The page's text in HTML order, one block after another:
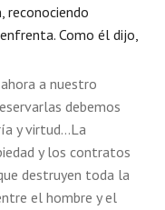
reconociendo
Como él dijo,
a nuestro
debemos
y virtud…La
y los contratos
destruyen toda la
el hombre y el